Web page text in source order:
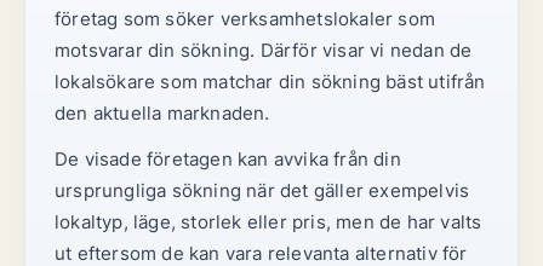
företag som söker verksamhetslokaler som
motsvarar din sökning. Därför visar vi nedan de
lokalsökare som matchar din sökning bäst utifrån
den aktuella marknaden.
De visade företagen kan avvika från din
ursprungliga sökning när det gäller exempelvis
lokaltyp, läge, storlek eller pris, men de har valts
ut eftersom de kan vara relevanta alternativ för